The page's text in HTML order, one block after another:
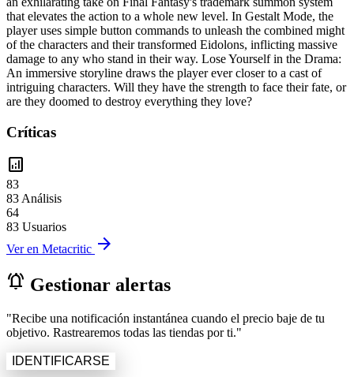
that elevates the action to a whole new level. In Gestalt Mode, the
player uses simple button commands to unleash the combined might
of the characters and their transformed Eidolons, inflicting massive
damage to any who stand in their way. Lose Yourself in the Drama:
An immersive storyline draws the player ever closer to a cast of
intriguing characters. Will they have the strength to face their fate, or
are they doomed to destroy everything they love?
Críticas
analytics
83
83 Análisis
64
83 Usuarios
Ver en Metacritic arrow_forward
notifications_active Gestionar alertas
"Recibe una notificación instantánea cuando el precio baje de tu
objetivo. Rastrearemos todas las tiendas por ti."
IDENTIFICARSE